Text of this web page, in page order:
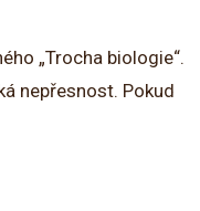
„Trocha biologie“.
nepřesnost. Pokud